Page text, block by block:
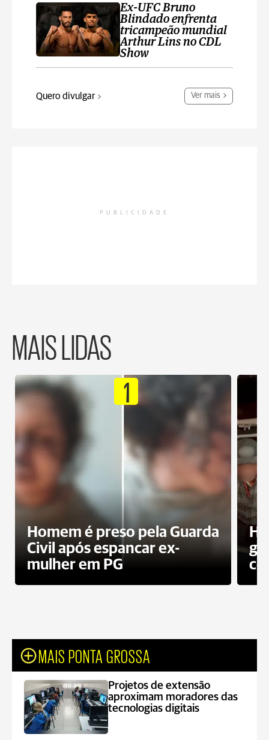
Ex-UFC Bruno
Blindado enfrenta
tricampeão mundial
Arthur Lins no CDL
Show
Quero divulgar Ver mais
PUBLICIDADE
MAIS LIDAS
1
Homem é preso pela Guarda
Civil após espancar ex-
mulher em PG
MAIS PONTA GROSSA
Projetos de extensão
aproximam moradores das
tecnologias digitais